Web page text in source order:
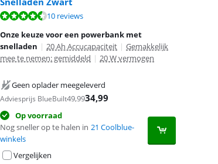
10 reviews
Onze keuze voor een powerbank met
snelladen | 20 Ah Accucapaciteit | Gemakkelijk
mee te nemen: gemiddeld | 20 W vermogen
Geen oplader meegeleverd
Adviesprijs BlueBuilt49,9934,99
Op voorraad
Nog sneller op te halen in 21 Coolblue-
winkels
Vergelijken